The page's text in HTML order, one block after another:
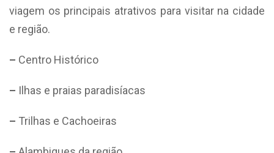
viagem os principais atrativos para visitar na cidade
e região.
– Centro Histórico
– Ilhas e praias paradisíacas
– Trilhas e Cachoeiras